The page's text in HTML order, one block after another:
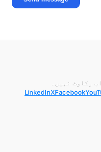
رکاوٹ نہیں۔
Facebook
X
LinkedIn